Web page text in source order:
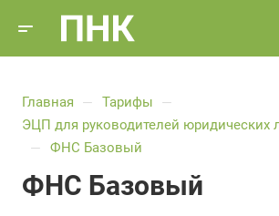
Главная — Тарифы
—
ЭЦП для руководителей юридических
—
ФНС Базовый
ФНС Базовый